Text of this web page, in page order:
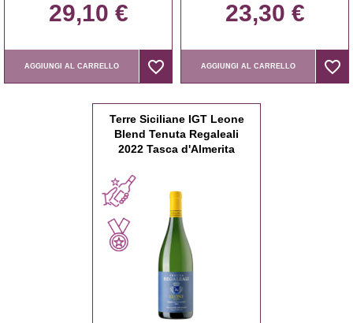
29,10 €
AGGIUNGI AL CARRELLO favorite_border
favorite_border
23,30 €
AGGIUNGI AL CARRELLO favorite_border
favorite_border
Terre Siciliane IGT Leone
Blend Tenuta Regaleali
2022 Tasca d'Almerita